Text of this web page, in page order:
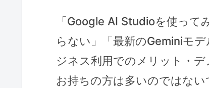
「Google AI Studioを使っ
らない」「最新のGeminiモ
ジネス利用でのメリット・
お持ちの方は多いのではない